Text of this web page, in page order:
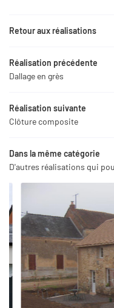
Accueil
Création
Entretien
réalisations
Retour aux réalisations
Réalisation précédente
Dallage en grès
Réalisation suivante
Clôture composite
Dans la même catégorie
D'autres réalisations qui